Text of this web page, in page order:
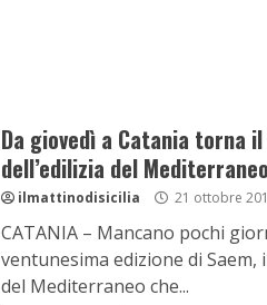
Da giovedì a Catania torna
dell’edilizia del Mediterraneo
ilmattinodisicilia 21 ottobre
CATANIA – Mancano pochi
ventunesima edizione di Saem,
del Mediterraneo che...